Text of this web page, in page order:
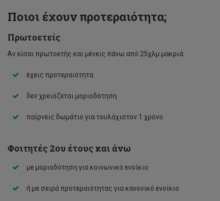
‍Ποιοι έχουν προτεραιότητα;
Πρωτοετείς
Αν είσαι πρωτοετής και μένεις πάνω από 25χλμ μακριά:
έχεις προτεραιότητα
δεν χρειάζεται μοριοδότηση
παίρνεις δωμάτιο για τουλάχιστον 1 χρόνο
Φοιτητές 2ου έτους και άνω
με μοριοδότηση για κοινωνικό ενοίκιο
ή με σειρά προτεραιότητας για κανονικό ενοίκιο